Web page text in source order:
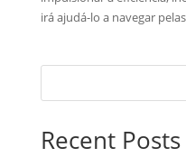
irá ajudá-lo a navegar
Recent Posts